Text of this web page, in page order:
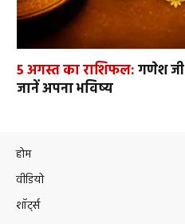
5 अगस्त का राशिफल:गणेश जी
जानें अपना भविष्य
होम
वीडियो
शॉर्ट्स